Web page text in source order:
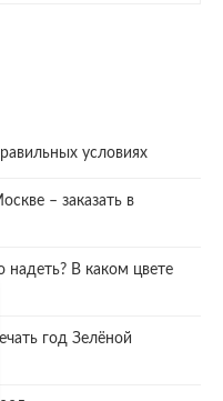
условиях
– заказать в
В каком цвете
год Зелёной